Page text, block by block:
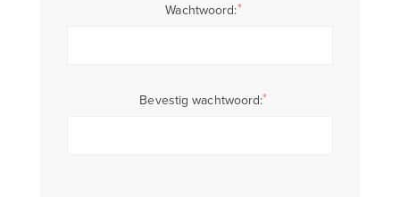
Wachtwoord:*
Bevestig wachtwoord:*